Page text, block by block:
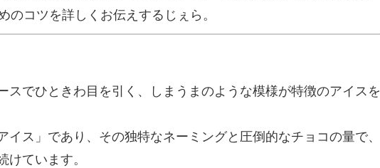
のコツを詳しくお伝えするじぇら。
スでひときわ目を引く、しまうまのような模様が特徴のアイスを
イス」であり、その独特なネーミングと圧倒的なチョコの量で、
けています。